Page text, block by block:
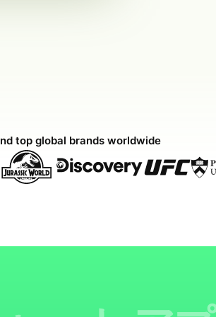
top global brands worldwide